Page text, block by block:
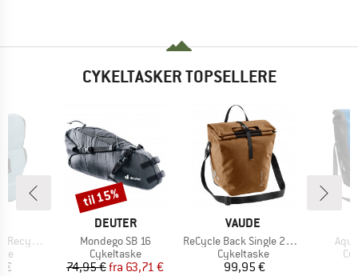
CYKELTASKER TOPSELLERE
€
MÆRKE
DEUTER
Artikel
Mondego SB 16
Produktgruppe
Cykeltaske
Pris
74,95 € Nedsat pris
fra 63,71 €
Rabat
til 15%
MÆRKE
VAUDE
Artikel
ReCycle Back Single 20+16
Produktgruppe
Cykeltaske
Pris
99,95 €